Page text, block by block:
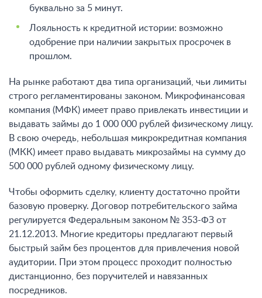
буквально за 5 минут.
Лояльность к кредитной истории: возможно
одобрение при наличии закрытых просрочек в
прошлом.
На рынке работают два типа организаций, чьи лимиты
строго регламентированы законом. Микрофинансовая
компания (МФК) имеет право привлекать инвестиции и
выдавать займы до 1 000 000 рублей физическому лицу.
В свою очередь, небольшая микрокредитная компания
(МКК) имеет право выдавать микрозаймы на сумму до
500 000 рублей одному физическому лицу.
Чтобы оформить сделку, клиенту достаточно пройти
базовую проверку. Договор потребительского займа
регулируется Федеральным законом № 353-ФЗ от
21.12.2013. Многие кредиторы предлагают первый
быстрый займ без процентов для привлечения новой
аудитории. При этом процесс проходит полностью
дистанционно, без поручителей и навязанных
посредников.